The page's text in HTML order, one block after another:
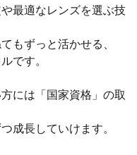
最適なレンズを選ぶ技
もずっと活かせる、
です。
には「国家資格」の取
成長していけます。